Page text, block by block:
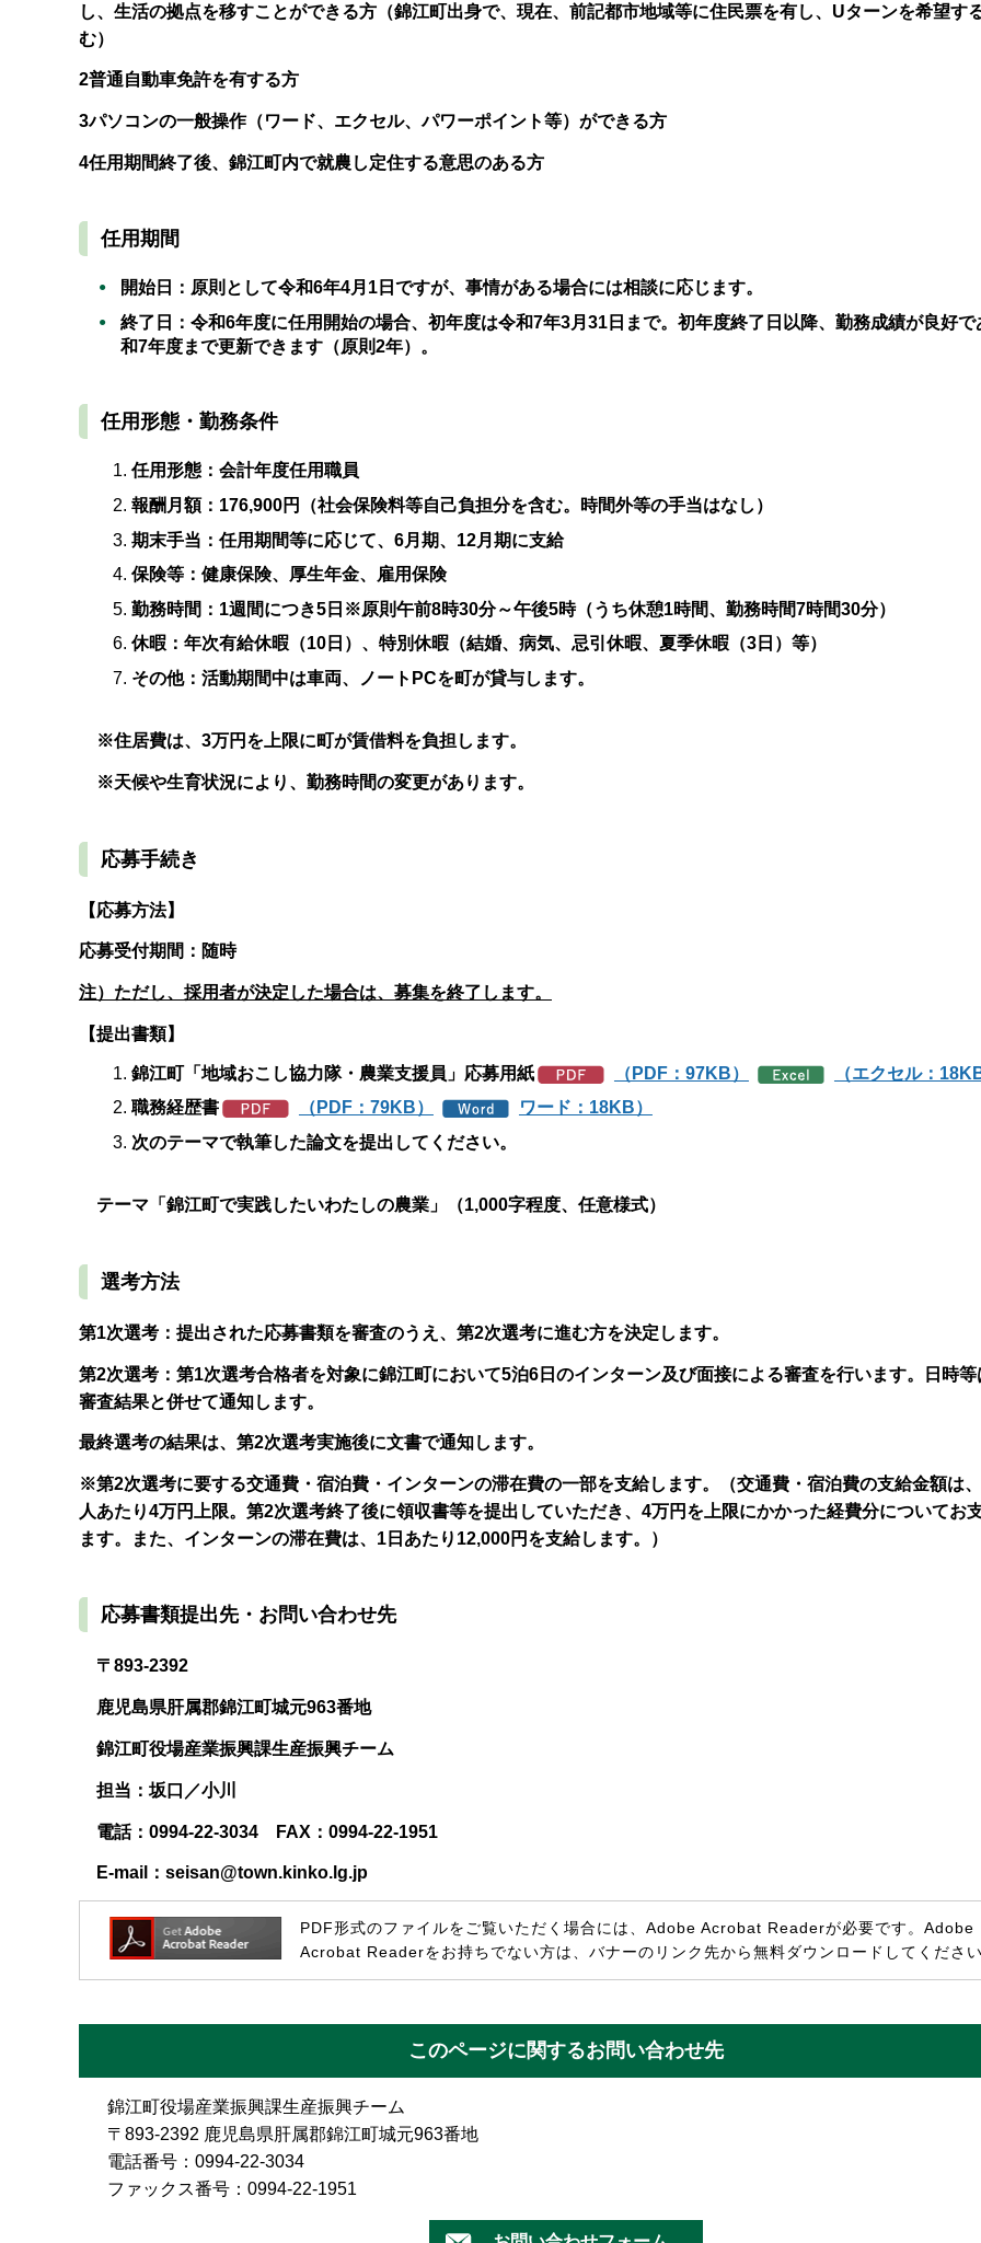
し、生活の拠点を移すことができる方（錦江町出身で、現在、前記都市地域等に住民票を有し、Uターンを希望す
む）
2普通自動車免許を有する方
3パソコンの一般操作（ワード、エクセル、パワーポイント等）ができる方
4任用期間終了後、錦江町内で就農し定住する意思のある方
任用期間
開始日：原則として令和6年4月1日ですが、事情がある場合には相談に応じます。
終了日：令和6年度に任用開始の場合、初年度は令和7年3月31日まで。初年度終了日以降、勤務成績が良好で
和7年度まで更新できます（原則2年）。
任用形態・勤務条件
任用形態：会計年度任用職員
報酬月額：176,900円（社会保険料等自己負担分を含む。時間外等の手当はなし）
期末手当：任用期間等に応じて、6月期、12月期に支給
保険等：健康保険、厚生年金、雇用保険
勤務時間：1週間につき5日※原則午前8時30分～午後5時（うち休憩1時間、勤務時間7時間30分）
休暇：年次有給休暇（10日）、特別休暇（結婚、病気、忌引休暇、夏季休暇（3日）等）
その他：活動期間中は車両、ノートPCを町が貸与します。
※住居費は、3万円を上限に町が賃借料を負担します。
※天候や生育状況により、勤務時間の変更があります。
応募手続き
【応募方法】
応募受付期間：随時
注）ただし、採用者が決定した場合は、募集を終了します。
【提出書類】
錦江町「地域おこし協力隊・農業支援員」応募用紙 （PDF：97KB）
（エクセル：
職務経歴書
（PDF：79KB）
ワード：18KB）
次のテーマで執筆した論文を提出してください。
テーマ「錦江町で実践したいわたしの農業」（1,000字程度、任意様式）
選考方法
第1次選考：提出された応募書類を審査のうえ、第2次選考に進む方を決定します。
第2次選考：第1次選考合格者を対象に錦江町において5泊6日のインターン及び面接による審査を行います。日時等
審査結果と併せて通知します。
最終選考の結果は、第2次選考実施後に文書で通知します。
※第2次選考に要する交通費・宿泊費・インターンの滞在費の一部を支給します。（交通費・宿泊費の支給金額は
人あたり4万円上限。第2次選考終了後に領収書等を提出していただき、4万円を上限にかかった経費分についてお
ます。また、インターンの滞在費は、1日あたり12,000円を支給します。）
応募書類提出先・お問い合わせ先
〒893-2392
鹿児島県肝属郡錦江町城元963番地
錦江町役場産業振興課生産振興チーム
担当：坂口／小川
電話：0994-22-3034 FAX：0994-22-1951
E-mail：seisan@town.kinko.lg.jp
PDF形式のファイルをご覧いただく場合には、Adobe Acrobat Readerが必要です。Adobe
Acrobat Readerをお持ちでない方は、バナーのリンク先から無料ダウンロードしてくださ
このページに関するお問い合わせ先
錦江町役場産業振興課生産振興チーム
〒893-2392 鹿児島県肝属郡錦江町城元963番地
電話番号：0994-22-3034
ファックス番号：0994-22-1951